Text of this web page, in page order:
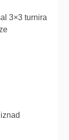
3×3 turnira